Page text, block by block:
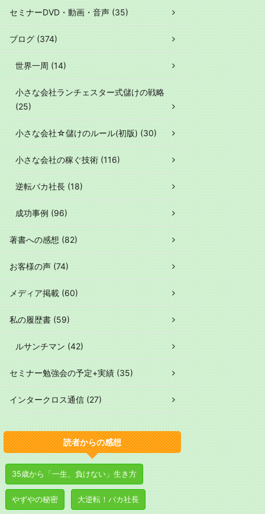
セミナーDVD・動画・音声 (35)
ブログ (374)
世界一周 (14)
小さな会社ランチェスター式儲けの戦略
(25)
小さな会社☆儲けのルール(初版) (30)
小さな会社の稼ぐ技術 (116)
逆転バカ社長 (18)
成功事例 (96)
著書への感想 (82)
お客様の声 (74)
メディア掲載 (60)
私の履歴書 (59)
ルサンチマン (42)
セミナー勉強会の予定+実績 (35)
インタークロス通信 (27)
読者からの感想
35歳から「一生、負けない」生き方
やずやの秘密 大逆転！バカ社長